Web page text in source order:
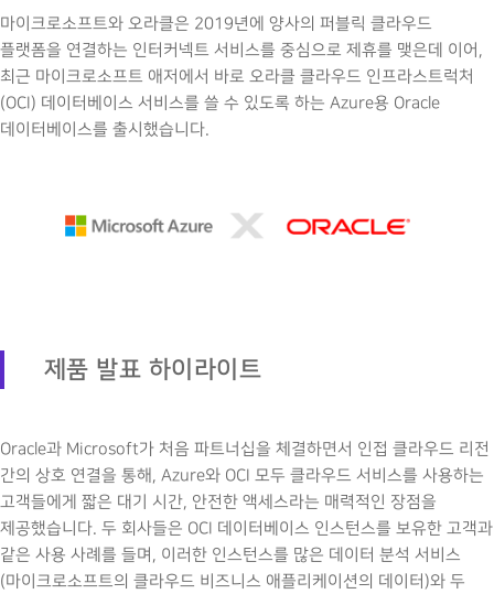
마이크로소프트와 오라클은 2019년에 양사의 퍼블릭 클라우드
플랫폼을 연결하는 인터커넥트 서비스를 중심으로 제휴를 맺은데 이어,
최근 마이크로소프트 애저에서 바로 오라클 클라우드 인프라스트럭처
(OCI) 데이터베이스 서비스를 쓸 수 있도록 하는 Azure용 Oracle
데이터베이스를 출시했습니다.
제품 발표 하이라이트
Oracle과 Microsoft가 처음 파트너십을 체결하면서 인접 클라우드 리전
간의 상호 연결을 통해, Azure와 OCI 모두 클라우드 서비스를 사용하는
고객들에게 짧은 대기 시간, 안전한 액세스라는 매력적인 장점을
제공했습니다. 두 회사들은 OCI 데이터베이스 인스턴스를 보유한 고객과
같은 사용 사례를 들며, 이러한 인스턴스를 많은 데이터 분석 서비스
(마이크로소프트의 클라우드 비즈니스 애플리케이션의 데이터)와 두